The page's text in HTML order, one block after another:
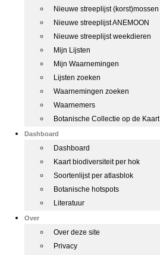
Nieuwe streeplijst (korst)mossen
Nieuwe streeplijst ANEMOON
Nieuwe streeplijst weekdieren
Mijn Lijsten
Mijn Waarnemingen
Lijsten zoeken
Waarnemingen zoeken
Waarnemers
Botanische Collectie op de Kaart
Dashboard
Dashboard
Kaart biodiversiteit per hok
Soortenlijst per atlasblok
Botanische hotspots
Literatuur
Over
Over deze site
Privacy